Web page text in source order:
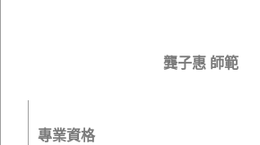
龔子惠 師範
專業資格